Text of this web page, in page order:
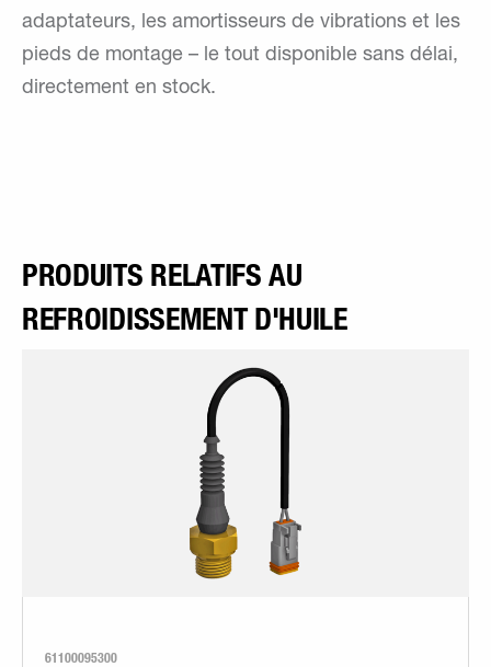
adaptateurs, les amortisseurs de vibrations et les
pieds de montage – le tout disponible sans délai,
directement en stock.
PRODUITS RELATIFS AU
REFROIDISSEMENT D'HUILE
61100095300